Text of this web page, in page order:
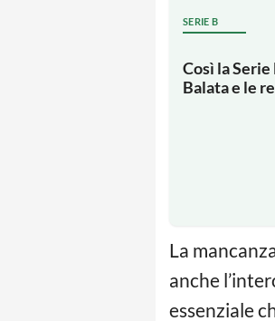
SERIE B
Così la
Balata e le
La
anche
essenziale